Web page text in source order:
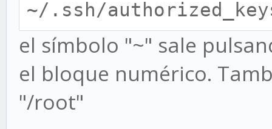
~/.ssh/
el símbolo "~" sale
el bloque numérico.
"/root"